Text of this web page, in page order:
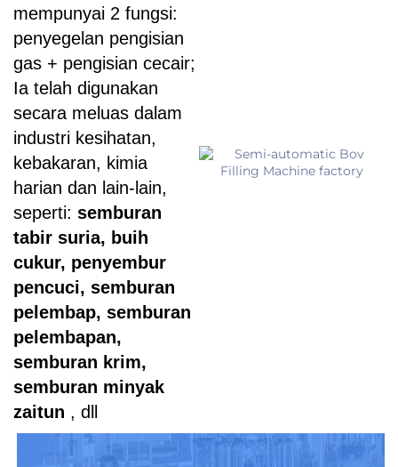
mempunyai 2 fungsi:
penyegelan pengisian
gas + pengisian cecair;
Ia telah digunakan
secara meluas dalam
industri kesihatan,
kebakaran, kimia
harian dan lain-lain,
seperti: semburan
tabir suria, buih
cukur, penyembur
pencuci, semburan
pelembap, semburan
pelembapan,
semburan krim,
semburan minyak
zaitun , dll